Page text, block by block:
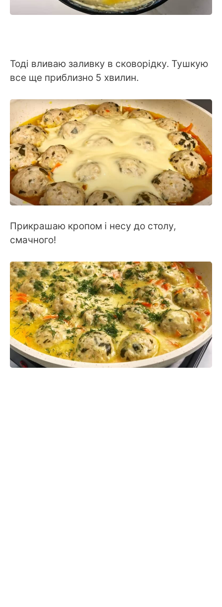
Тоді вливаю заливку в сковорідку. Тушкую
все ще приблизно 5 хвилин.
Прикрашаю кропом і несу до столу,
смачного!